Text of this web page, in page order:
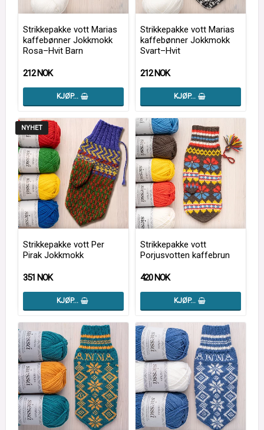
Strikkepakke vott Marias
kaffebønner Jokkmokk
Rosa–Hvit Barn
212 NOK
KJØP…
Strikkepakke vott Marias
kaffebønner Jokkmokk
Svart–Hvit
212 NOK
KJØP…
NYHET
Strikkepakke vott Per
Pirak Jokkmokk
351 NOK
KJØP…
Strikkepakke vott
Porjusvotten kaffebrun
420 NOK
KJØP…